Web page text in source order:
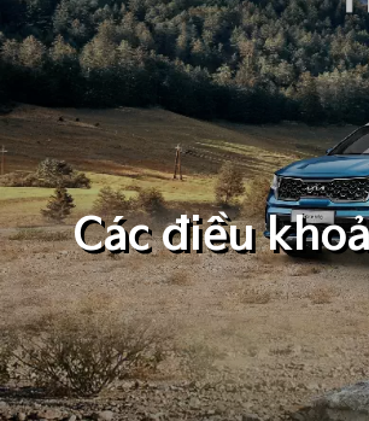
Các điều